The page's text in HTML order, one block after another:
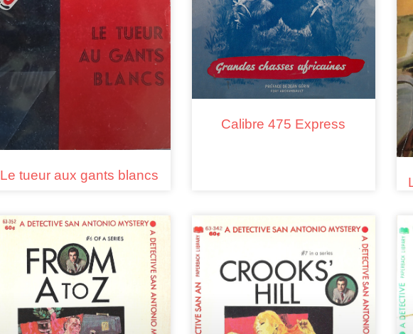
Le tueur aux gants blancs
Calibre 475 Express